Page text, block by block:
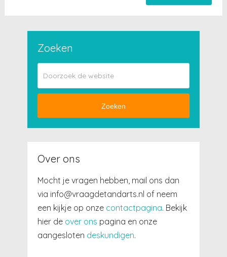
Zoeken
Zoeken
Over ons
Mocht je vragen hebben, mail ons dan
via info@vraagdetandarts.nl of neem
een kijkje op onze contactpagina. Bekijk
hier de over ons pagina en onze
aangesloten deskundigen.